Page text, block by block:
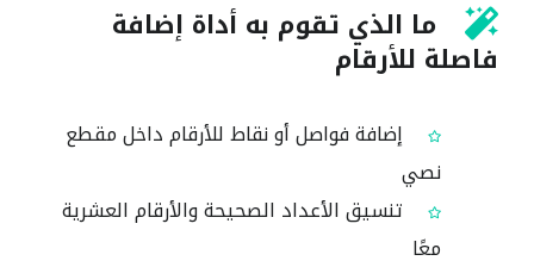
ما الذي تقوم به أداة إضافة
فاصلة للأرقام
إضافة فواصل أو نقاط للأرقام داخل مقطع
نصي
تنسيق الأعداد الصحيحة والأرقام العشرية
معًا